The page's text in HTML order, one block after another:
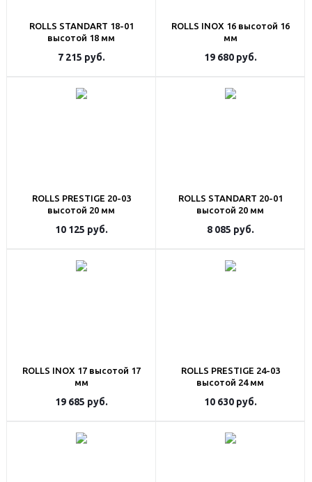
ROLLS STANDART 18-01
высотой 18 мм
7 215 руб.
ROLLS INOX 16 высотой 16
мм
19 680руб.
ROLLS PRESTIGE 20-03
высотой 20 мм
10 125 руб.
ROLLS STANDART 20-01
высотой 20 мм
8 085 руб.
ROLLS INOX 17 высотой 17
мм
19 685 руб.
ROLLS PRESTIGE 24-03
высотой 24 мм
10 630руб.